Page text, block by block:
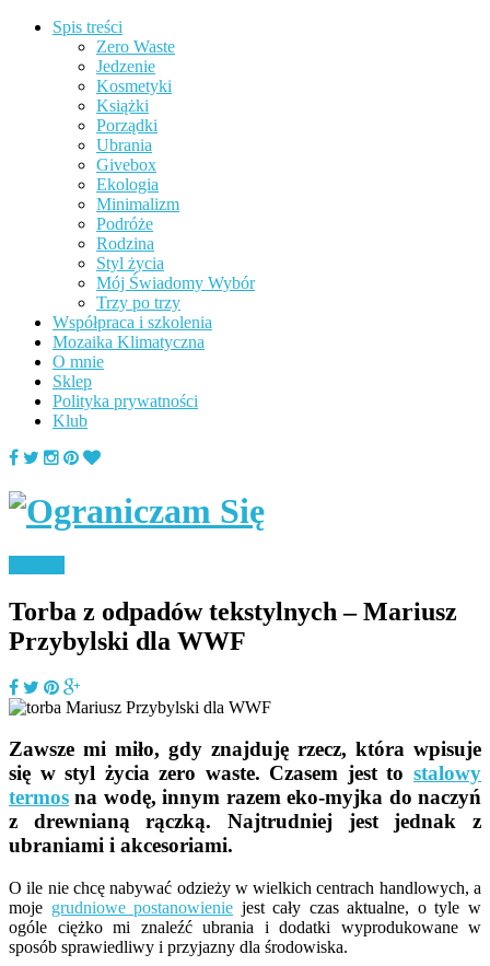
Spis treści
Zero Waste
Jedzenie
Kosmetyki
Książki
Porządki
Ubrania
Givebox
Ekologia
Minimalizm
Podróże
Rodzina
Styl życia
Mój Świadomy Wybór
Trzy po trzy
Współpraca i szkolenia
Mozaika Klimatyczna
O mnie
Sklep
Polityka prywatności
Klub
Torba z odpadów tekstylnych – Mariusz
Przybylski dla WWF
Zawsze mi miło, gdy znajduję rzecz, która wpisuje
się w styl życia zero waste. Czasem jest to stalowy
termos na wodę, innym razem eko-myjka do naczyń
z drewnianą rączką. Najtrudniej jest jednak z
ubraniami i akcesoriami.
O ile nie chcę nabywać odzieży w wielkich centrach handlowych, a
moje grudniowe postanowienie jest cały czas aktualne, o tyle w
ogóle ciężko mi znaleźć ubrania i dodatki wyprodukowane w
sposób sprawiedliwy i przyjazny dla środowiska.